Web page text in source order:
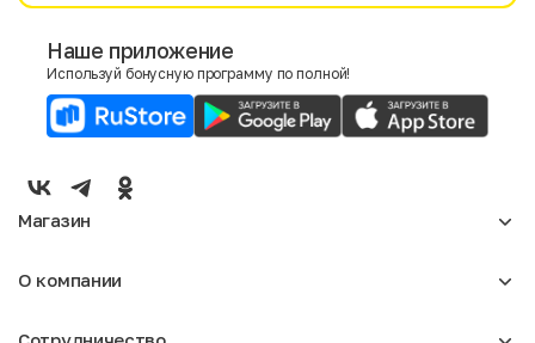
E-mail
Мужской
Наше приложение
Используй бонусную программу по полной!
Магазин
Мужское
Детское
О компании